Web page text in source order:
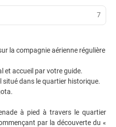
7
la compagnie aérienne régulière
et accueil par votre guide.
situé dans le quartier historique.
à pied à travers le quartier
par la découverte du «